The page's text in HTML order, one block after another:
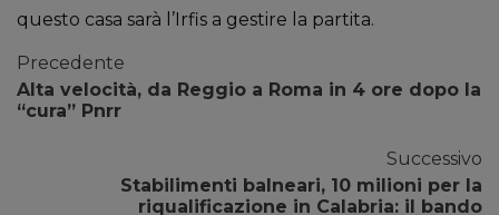
questo casa sarà l’Irfis a gestire la partita.
Precedente
Alta velocità, da Reggio a Roma in 4 ore dopo la
“cura” Pnrr
Successivo
Stabilimenti balneari, 10 milioni per la
riqualificazione in Calabria: il bando